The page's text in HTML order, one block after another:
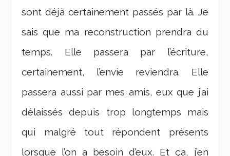
sont déjà certainement passés par là. Je
sais que ma reconstruction prendra du
temps. Elle passera par l’écriture,
certainement, l’envie reviendra. Elle
passera aussi par mes amis, eux que j’ai
délaissés depuis trop longtemps mais
qui malgré tout répondent présents
lorsque l’on a besoin d’eux. Et ça, j’en